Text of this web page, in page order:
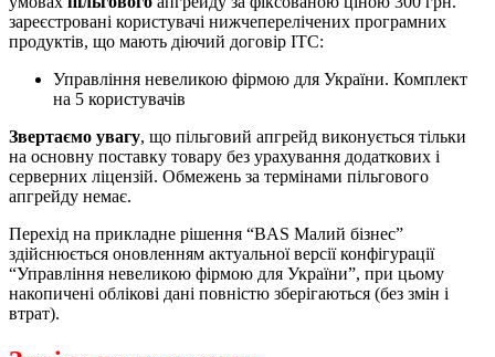
зареєстровані користувачі нижчеперелічених програмних
продуктів, що мають діючий договір ІТС:
Управління невеликою фірмою для України. Комплект
на 5 користувачів
Звертаємо увагу, що пільговий апгрейд виконується тільки
на основну поставку товару без урахування додаткових і
серверних ліцензій. Обмежень за термінами пільгового
апгрейду немає.
Перехід на прикладне рішення “BAS Малий бізнес”
здійснюється оновленням актуальної версії конфігурації
“Управління невеликою фірмою для України”, при цьому
накопичені облікові дані повністю зберігаються (без змін і
втрат).